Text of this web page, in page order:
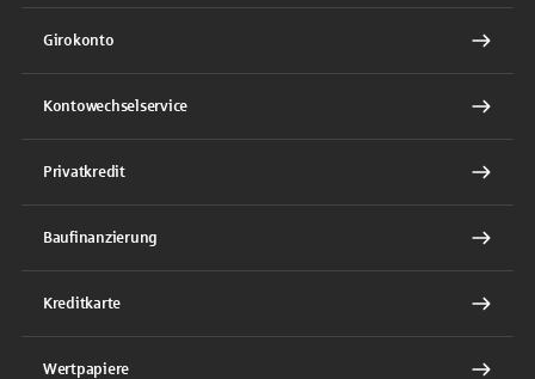
Girokonto
Kontowechselservice
Privatkredit
Baufinanzierung
Kreditkarte
Wertpapiere